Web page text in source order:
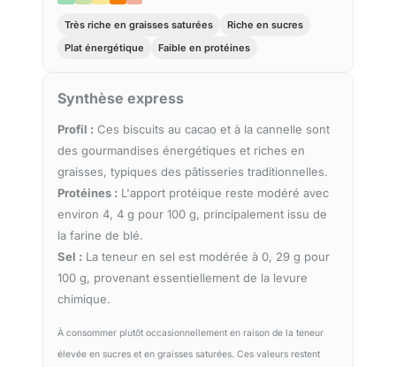
Très riche en graisses saturées
Riche en sucres
Plat énergétique
Faible en protéines
Synthèse express
Profil : Ces biscuits au cacao et à la cannelle sont
des gourmandises énergétiques et riches en
graisses, typiques des pâtisseries traditionnelles.
Protéines : L'apport protéique reste modéré avec
environ 4, 4 g pour 100 g, principalement issu de
la farine de blé.
Sel : La teneur en sel est modérée à 0, 29 g pour
100 g, provenant essentiellement de la levure
chimique.
À consommer plutôt occasionnellement en raison de la teneur
élevée en sucres et en graisses saturées. Ces valeurs restent